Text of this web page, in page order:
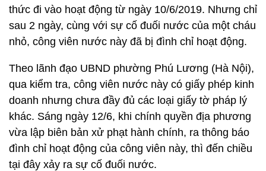
thức đi vào hoạt động từ ngày 10/6/2019. Nhưng chỉ
sau 2 ngày, cùng với sự cố đuối nước của một cháu
nhỏ, công viên nước này đã bị đình chỉ hoạt động.
Theo lãnh đạo UBND phường Phú Lương (Hà Nội),
qua kiểm tra, công viên nước này có giấy phép kinh
doanh nhưng chưa đầy đủ các loại giấy tờ pháp lý
khác. Sáng ngày 12/6, khi chính quyền địa phương
vừa lập biên bản xử phạt hành chính, ra thông báo
đình chỉ hoạt động của công viên này, thì đến chiều
tại đây xảy ra sự cố đuối nước.